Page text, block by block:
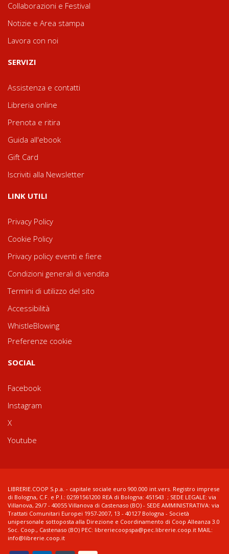
Collaborazioni e Festival
Notizie e Area stampa
Lavora con noi
SERVIZI
Assistenza e contatti
Libreria online
Prenota e ritira
Guida all'ebook
Gift Card
Iscriviti alla Newsletter
LINK UTILI
Privacy Policy
Cookie Policy
Privacy policy eventi e fiere
Condizioni generali di vendita
Termini di utilizzo del sito
Accessibilità
WhistleBlowing
Preferenze cookie
SOCIAL
Facebook
Instagram
X
Youtube
LIBRERIE.COOP S.p.a. - capitale sociale euro 900.000 int.vers. Registro imprese
di Bologna, C.F. e P.I.: 02591561200 REA di Bologna: 451543 ; SEDE LEGALE: via
Villanova, 29/7 - 40055 Villanova di Castenaso (BO) - SEDE AMMINISTRATIVA: via
Trattati Comunitari Europei 1957-2007, 13 - 40127 Bologna - Società
unipersonale sottoposta alla Direzione e Coordinamento di Coop Alleanza 3.0
Soc. Coop., Castenaso (BO) PEC: libreriecoopspa@pec.librerie.coop.it MAIL:
info@librerie.coop.it